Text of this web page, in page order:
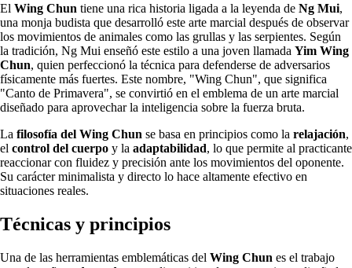
El Wing Chun tiene una rica historia ligada a la leyenda de Ng Mui,
una monja budista que desarrolló este arte marcial después de observar
los movimientos de animales como las grullas y las serpientes. Según
la tradición, Ng Mui enseñó este estilo a una joven llamada Yim Wing
Chun, quien perfeccionó la técnica para defenderse de adversarios
físicamente más fuertes. Este nombre, "Wing Chun", que significa
"Canto de Primavera", se convirtió en el emblema de un arte marcial
diseñado para aprovechar la inteligencia sobre la fuerza bruta.
La filosofía del Wing Chun se basa en principios como la relajación,
el control del cuerpo y la adaptabilidad, lo que permite al practicante
reaccionar con fluidez y precisión ante los movimientos del oponente.
Su carácter minimalista y directo lo hace altamente efectivo en
situaciones reales.
Técnicas y principios
Una de las herramientas emblemáticas del Wing Chun es el trabajo